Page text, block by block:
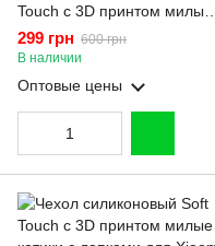
Touch с 3D принтом милые
котики с лапками для Xiaomi
POCO C65 черный (Полная
защита камеры)
299 грн 600 грн
В наличии
Оптовые цены